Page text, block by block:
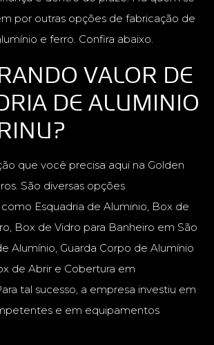
por outras opções de fabricação de
e ferro. Confira abaixo.
VALOR DE
DE ALUMINIO
que você precisa aqui na Golden
São diversas opções
como Esquadria de Aluminio, Box de
Box de Vidro para Banheiro em São
Alumínio, Guarda Corpo de Alumínio
de Abrir e Cobertura em
tal sucesso, a empresa investiu em
e em equipamentos